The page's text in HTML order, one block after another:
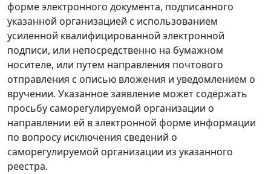
форме электронного документа, подписанного
указанной организацией с использованием
усиленной квалифицированной электронной
подписи, или непосредственно на бумажном
носителе, или путем направления почтового
отправления с описью вложения и уведомлением о
вручении. Указанное заявление может содержать
просьбу саморегулируемой организации о
направлении ей в электронной форме информации
по вопросу исключения сведений о
саморегулируемой организации из указанного
реестра.